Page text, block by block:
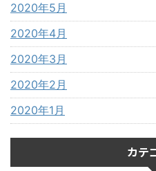
2020年5月
2020年4月
2020年3月
2020年2月
2020年1月
カテ